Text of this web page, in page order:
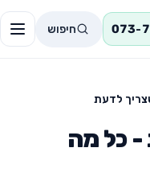
073- חיפוש
לדעת
- כל מה